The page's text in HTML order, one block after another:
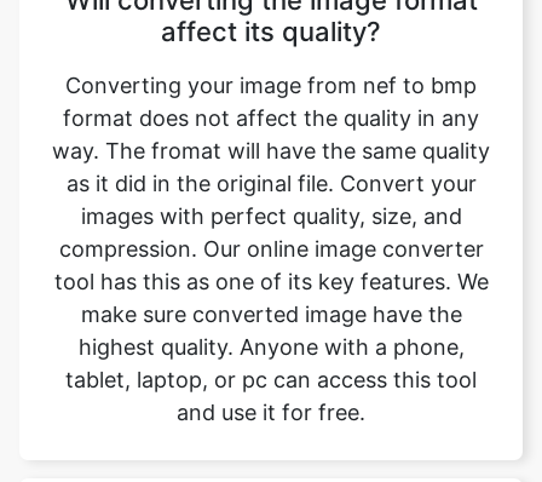
format does not affect the quality in any
way. The fromat will have the same quality
as it did in the original file. Convert your
images with perfect quality, size, and
compression. Our online image converter
tool has this as one of its key features. We
make sure converted image have the
highest quality. Anyone with a phone,
tablet, laptop, or pc can access this tool
and use it for free.
Is there a charge for image